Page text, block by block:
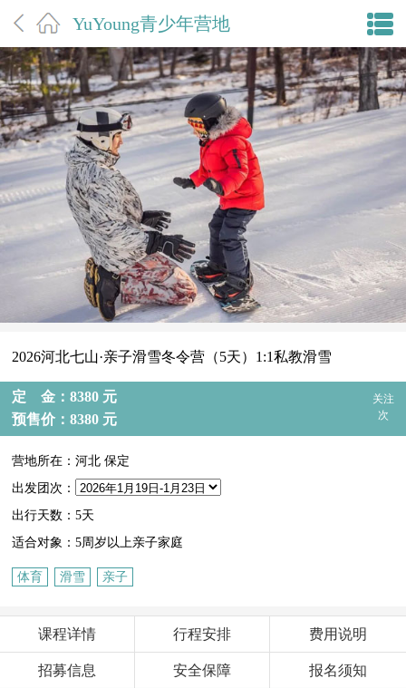
YuYoung青少年营地
2026河北七山·亲子滑雪冬令营（5天）1:1私教滑雪
定 金：8380 元
预售价：8380 元
关注
次
营地所在：河北 保定
出发团次：
出行天数：5天
适合对象：5周岁以上亲子家庭
体育 滑雪 亲子
课程详情 行程安排 费用说明
招募信息 安全保障 报名须知